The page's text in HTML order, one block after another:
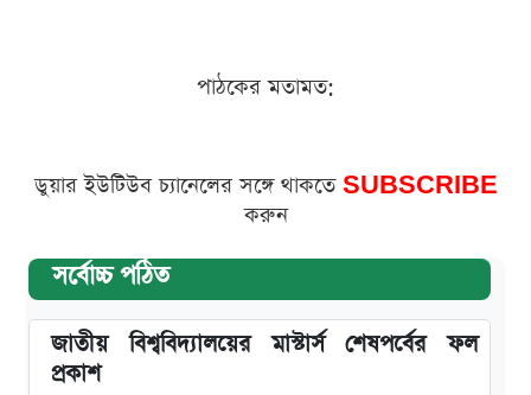
পাঠকের মতামত:
ডুয়ার ইউটিউব চ্যানেলের সঙ্গে থাকতে SUBSCRIBE
করুন
সর্বোচ্চ পঠিত
জাতীয় বিশ্ববিদ্যালয়ের মাস্টার্স শেষপর্বের ফল
প্রকাশ